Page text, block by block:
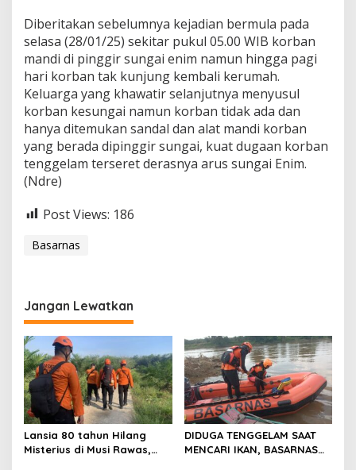
Diberitakan sebelumnya kejadian bermula pada
selasa (28/01/25) sekitar pukul 05.00 WIB korban
mandi di pinggir sungai enim namun hingga pagi
hari korban tak kunjung kembali kerumah.
Keluarga yang khawatir selanjutnya menyusul
korban kesungai namun korban tidak ada dan
hanya ditemukan sandal dan alat mandi korban
yang berada dipinggir sungai, kuat dugaan korban
tenggelam terseret derasnya arus sungai Enim.
(Ndre)
Post Views: 186
Basarnas
Jangan Lewatkan
Lansia 80 tahun Hilang
Misterius di Musi Rawas,
DIDUGA TENGGELAM SAAT
MENCARI IKAN, BASARNAS